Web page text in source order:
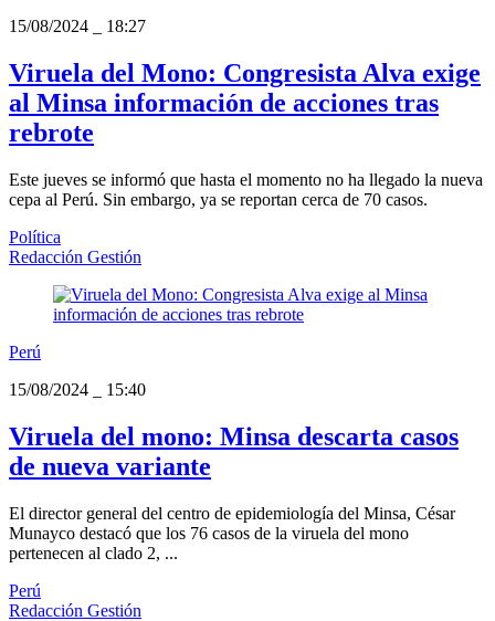
15/08/2024
18:27
Viruela del Mono: Congresista Alva exige
al Minsa información de acciones tras
rebrote
Este jueves se informó que hasta el momento no ha llegado la nueva
cepa al Perú. Sin embargo, ya se reportan cerca de 70 casos.
Política
Redacción Gestión
Perú
15/08/2024
15:40
Viruela del mono: Minsa descarta casos
de nueva variante
El director general del centro de epidemiología del Minsa, César
Munayco destacó que los 76 casos de la viruela del mono
pertenecen al clado 2, ...
Perú
Redacción Gestión